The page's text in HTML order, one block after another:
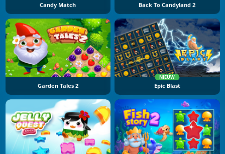
Candy Match Back To Candyland 2
Garden Tales 2
NIEUW
Epic Blast